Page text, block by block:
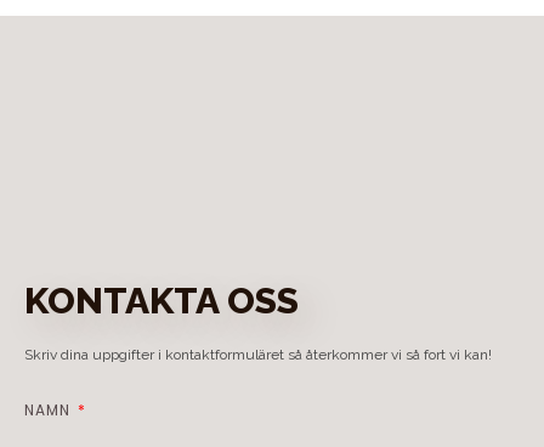
KONTAKTA OSS
Skriv dina uppgifter i kontaktformuläret så återkommer vi så fort vi kan!
NAMN